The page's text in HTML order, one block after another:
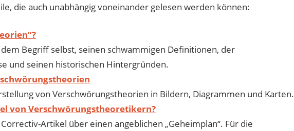
die auch unabhängig voneinander gelesen werden können:
Begriff selbst, seinen schwammigen Definitionen, der
und seinen historischen Hintergründen.
von Verschwörungstheorien in Bildern, Diagrammen und Karten.
von Verschwörungstheoretikern?
Artikel über einen angeblichen „Geheimplan“. Für die